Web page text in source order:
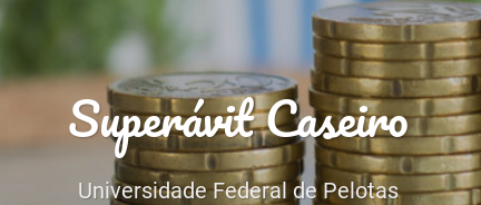
Superávit Caseiro
Universidade Federal de Pelotas